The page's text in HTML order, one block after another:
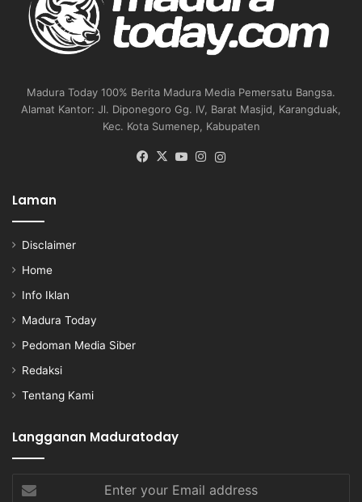
Madura Today 100% Berita Madura Media Pemersatu Bangsa.
Alamat Kantor: Jl. Diponegoro Gg. IV, Barat Masjid, Karangduak,
Kec. Kota Sumenep, Kabupaten
Facebook
X YouTubeInstagram
Laman
Disclaimer
Home
Info Iklan
Madura Today
Pedoman Media Siber
Redaksi
Tentang Kami
Langganan Maduratoday
your